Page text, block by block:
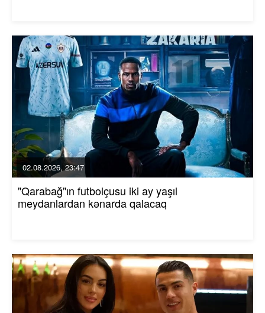
02.08.2026, 23:47
"Qarabağ"ın futbolçusu iki ay yaşıl
meydanlardan kənarda qalacaq